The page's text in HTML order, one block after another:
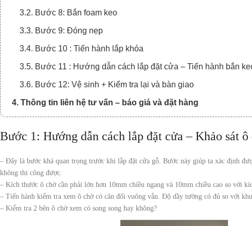
3.2. Bước 8: Bắn foam keo
3.3. Bước 9: Đóng nẹp
3.4. Bước 10 : Tiến hành lắp khóa
3.5. Bước 11 : Hướng dẫn cách lắp đặt cửa – Tiến hành bắn
3.6. Bước 12: Vệ sinh + Kiểm tra lại và bàn giao
4. Thông tin liên hệ tư vấn – báo giá và đặt hàng
Bước 1: Hướng dẫn cách lắp đặt cửa – Khảo sát
– Đây là bước khá quan trọng trước khi lắp đặt cửa gỗ. Bước này giúp ta xác định
không thi công được.
– Kích thước ô chờ cần phải lớn hơn 10mm chiều ngang và 10mm chiều cao so với
– Tiến hành kiểm tra xem ô chờ có cân đối vuông vắn. Độ dầy tường có đủ so với
– Kiểm tra 2 bên ô chờ xem có song song hay không?